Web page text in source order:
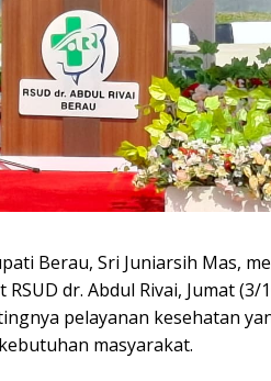
Berau, Sri Juniarsih Mas,
dr. Abdul Rivai, Jumat (3/
pelayanan kesehatan
masyarakat.